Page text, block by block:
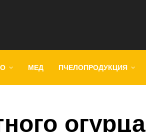
МЕД ПЧЕЛОПРОДУКЦИЯ
огурца